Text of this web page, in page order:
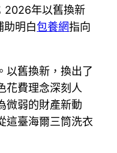
2026年以舊換新
助明白包養網指向
以舊換新，換出了
花費理念深刻人
微弱的財產新動
這臺海爾三筒洗衣